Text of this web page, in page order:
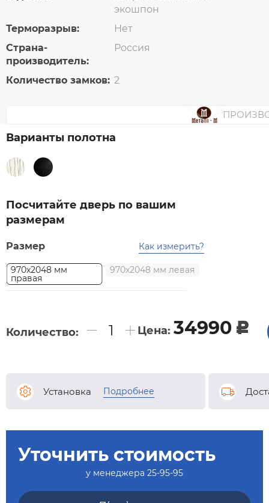
экошпон
Терморазрыв:
Нет
Страна-
производитель:
Россия
Количество замков: 2
Варианты полотна
Посчитайте дверь по вашим
размерам
Размер Как измерить?
970х2048 мм
правая
970х2048 мм левая
Количество: Цена: 34990 c
Установка Подробнее
Уточнить стоимость
у менеджера 25-95-95